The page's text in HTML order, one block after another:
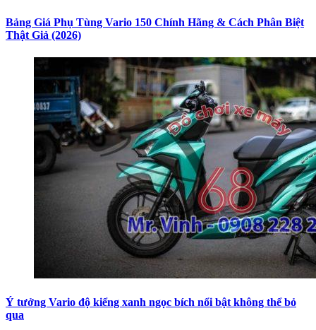
Bảng Giá Phụ Tùng Vario 150 Chính Hãng & Cách Phân Biệt
Thật Giả (2026)
Ý tưởng Vario độ kiểng xanh ngọc bích nổi bật không thể bỏ
qua